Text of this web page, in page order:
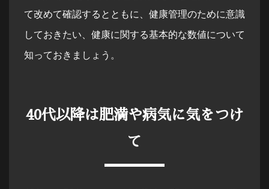
て改めて確認するとともに、健康管理のために意識
しておきたい、健康に関する基本的な数値について
知っておきましょう。
40代以降は肥満や病気に気をつけ
て